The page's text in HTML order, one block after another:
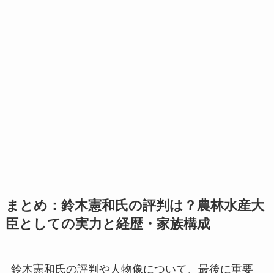
まとめ：鈴木憲和氏の評判は？農林水産大
臣としての実力と経歴・家族構成
鈴木憲和氏の評判や人物像について、最後に重要